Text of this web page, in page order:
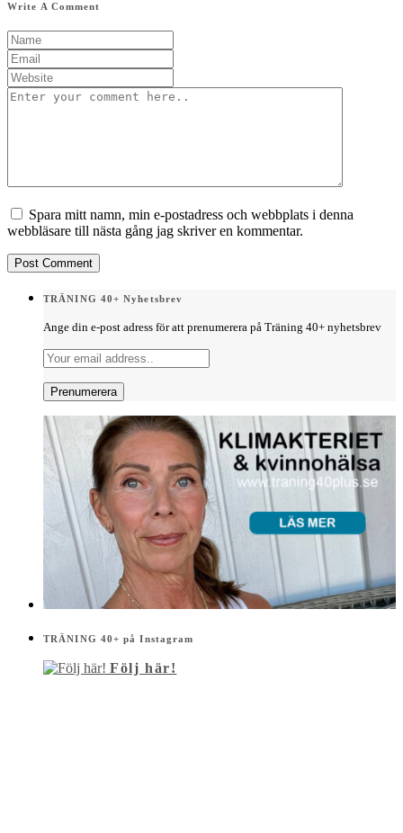
Write A Comment
Spara mitt namn, min e-postadress och webbplats i denna
webbläsare till nästa gång jag skriver en kommentar.
TRÄNING 40+ Nyhetsbrev
Ange din e-post adress för att prenumerera på Träning 40+ nyhetsbrev
TRÄNING 40+ på Instagram
Följ här!